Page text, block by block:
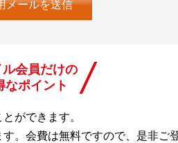
会員だけの
なポイント
ができます。
。会費は無料ですので、是非ご